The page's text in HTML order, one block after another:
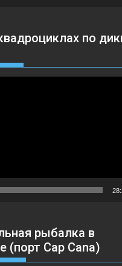
по
рыбалка в
(порт Cap Cana)